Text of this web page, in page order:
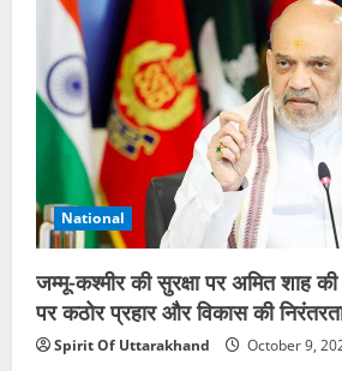
हादसा:
खाई
में
गिरी
कबड्डी
खिलाड़ियों
की
गाड़ी,
छह
छात्राओं
सहित
लोग
घायल,
मची
चीख-
पुकार
National
जम्मू-कश्मीर की सुरक्षा पर अमित
पर कठोर प्रहार और विकास की
Spirit Of Uttarakhand October 9,